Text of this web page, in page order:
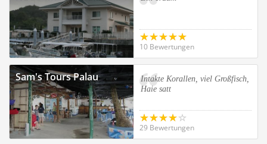
10 Bewertungen
Sam's Tours Palau
Intakte Korallen, viel Großfisch,
Haie satt
29 Bewertungen